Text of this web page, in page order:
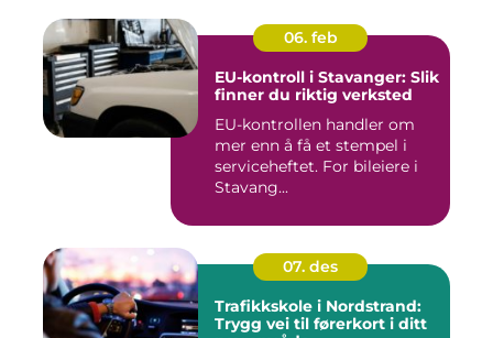
06. feb
EU-kontroll i Stavanger: Slik
finner du riktig verksted
EU-kontrollen handler om
mer enn å få et stempel i
serviceheftet. For bileiere i
Stavang...
07. des
Trafikkskole i Nordstrand:
Trygg vei til førerkort i ditt